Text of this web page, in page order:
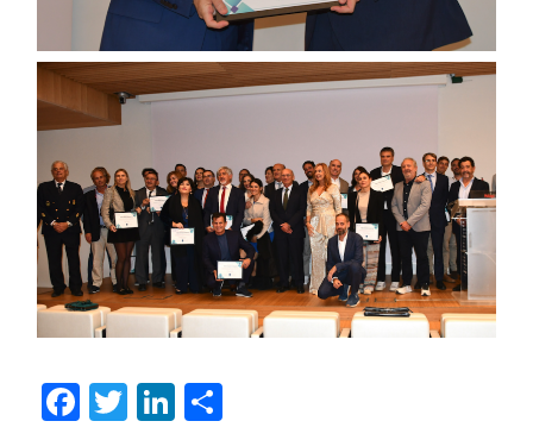
Facebook
TwitterLinkedIn